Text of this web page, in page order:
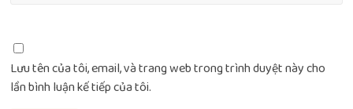
Lưu tên của tôi, email, và trang web trong trình duyệt này cho
lần bình luận kế tiếp của tôi.